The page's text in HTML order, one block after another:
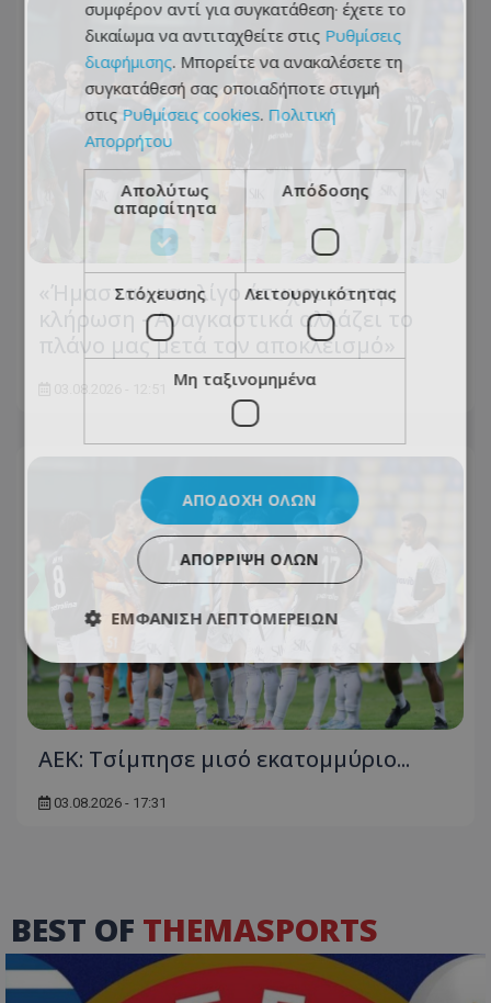
«Ήμασταν και λίγο άτυχοι με την
κλήρωση - Αναγκαστικά αλλάζει το
πλάνο μας μετά τον αποκλεισμό»
ΑΕΚ: Τσίμπησε μισό εκατομμύριο...
03.08.2026 - 17:31
BEST OF THEMASPORTS
συμφέρον αντί για συγκατάθεση· έχετε το
δικαίωμα να αντιταχθείτε στις Ρυθμίσεις
διαφήμισης. Μπορείτε να ανακαλέσετε τη
συγκατάθεσή σας οποιαδήποτε στιγμή
στις Ρυθμίσεις cookies. Πολιτική
Απορρήτου
Απολύτως
απαραίτητα
Απόδοσης
Στόχευσης Λειτουργικότητας
Μη ταξινομημένα
ΑΠΟΔΟΧΉ ΌΛΩΝ
ΑΠΌΡΡΙΨΗ ΌΛΩΝ
ΕΜΦΆΝΙΣΗ ΛΕΠΤΟΜΕΡΕΙΏΝ